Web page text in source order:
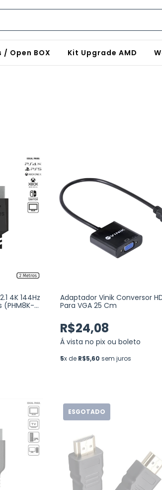
/ Open BOX Kit Upgrade AMD
4K 144Hz
(PHM8K-
Adaptador Vinik Conversor
Para VGA 25 Cm
R$24,08
Á vista no pix ou boleto
5x de R$5,60 sem juros
ESGOTADO